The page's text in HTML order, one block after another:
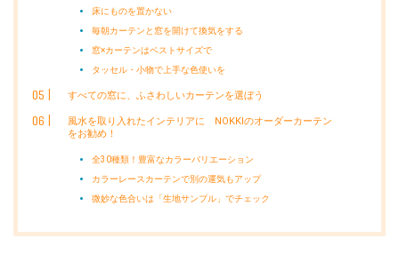
床にものを置かない
毎朝カーテンと窓を開けて換気をする
窓×カーテンはベストサイズで
タッセル・小物で上手な色使いを
すべての窓に、ふさわしいカーテンを選ぼう
風水を取り入れたインテリアに NOKKIのオーダーカーテン
をお勧め！
全30種類！豊富なカラーバリエーション
カラーレースカーテンで別の運気もアップ
微妙な色合いは「生地サンプル」でチェック